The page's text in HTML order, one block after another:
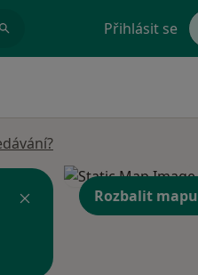
Přihlásit se
Rozbalit mapu